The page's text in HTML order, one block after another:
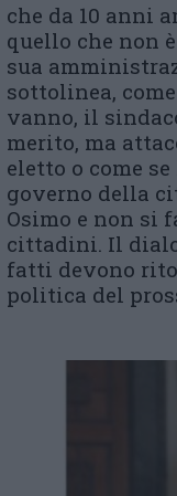
che da 10 anni
quello che non
sua
sottolinea,
vanno, il
merito, ma
eletto o come
governo della
Osimo e non si
cittadini. Il
fatti devono
politica del